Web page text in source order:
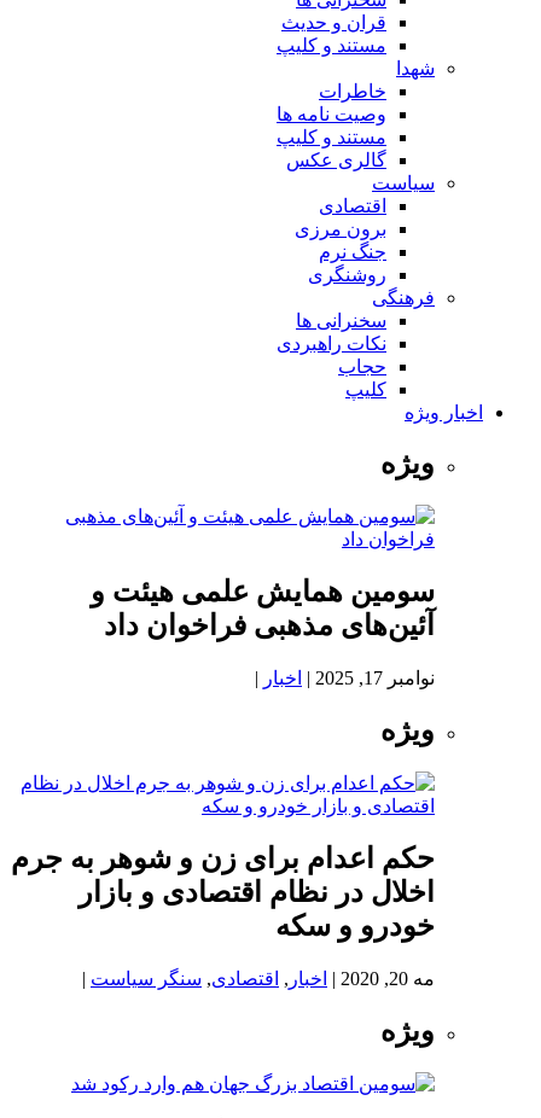
قران و حدیث
مستند و کلیپ
شهدا
خاطرات
وصیت نامه ها
مستند و کلیپ
گالری عکس
سیاست
اقتصادی
برون مرزی
جنگ نرم
روشنگری
فرهنگی
سخنرانی ها
نکات راهبردی
حجاب
کلیپ
اخبار ویژه
ویژه
سومین همایش علمی هیئت و
آئین‌های مذهبی فراخوان داد
نوامبر 17, 2025 | اخبار |
ویژه
حکم اعدام برای زن و شوهر به جرم
اخلال در نظام اقتصادی و بازار
خودرو و سکه
مه 20, 2020 | اخبار , اقتصادی, سنگر سیاست |
ویژه